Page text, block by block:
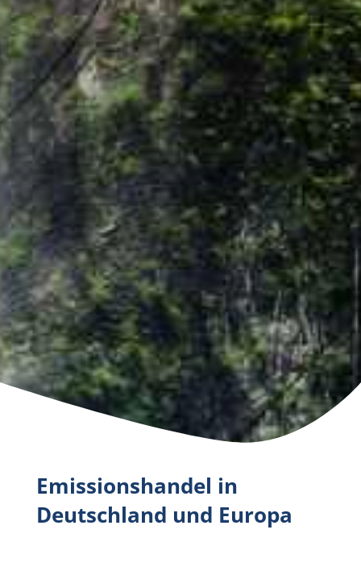
​Emissionshandel in
Deutschland und Europa